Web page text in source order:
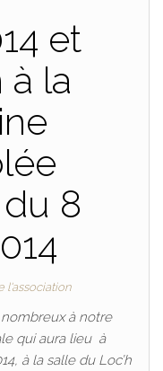
et
à la
8
l'association
à notre
qui aura lieu à
à la salle du Loc’h